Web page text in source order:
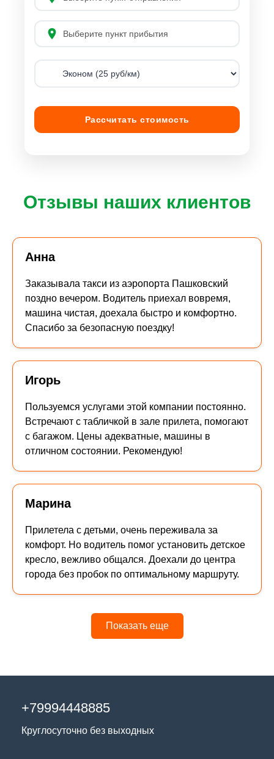
Рассчитать стоимость
Отзывы наших клиентов
Анна
Заказывала такси из аэропорта Пашковский
поздно вечером. Водитель приехал вовремя,
машина чистая, доехала быстро и комфортно.
Спасибо за безопасную поездку!
Игорь
Пользуемся услугами этой компании постоянно.
Встречают с табличкой в зале прилета, помогают
с багажом. Цены адекватные, машины в
отличном состоянии. Рекомендую!
Марина
Прилетела с детьми, очень переживала за
комфорт. Но водитель помог установить детское
кресло, вежливо общался. Доехали до центра
города без пробок по оптимальному маршруту.
Показать еще
+79994448885
Круглосуточно без выходных